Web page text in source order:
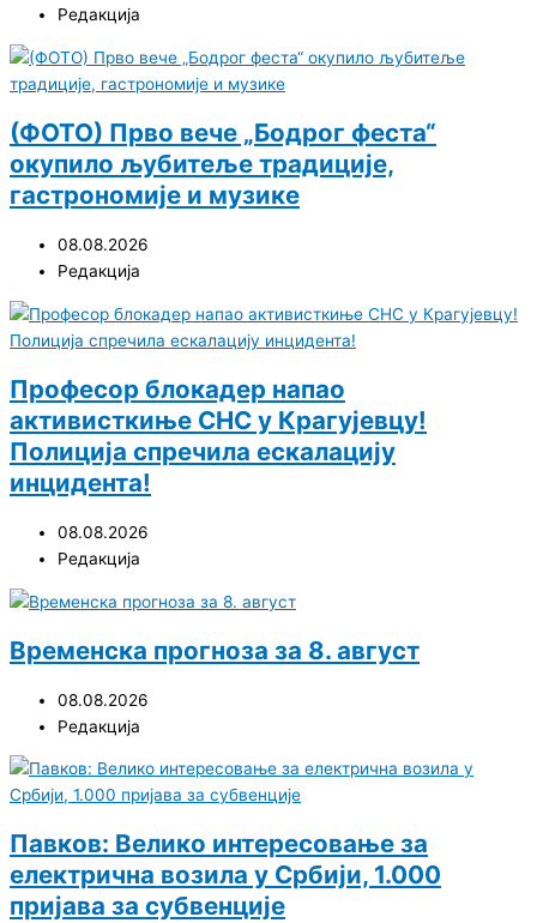
Редакција
(ФОТО) Прво вече „Бодрог феста“
окупило љубитеље традиције,
гастрономије и музике
08.08.2026
Редакција
Професор блокадер напао
активисткиње СНС у Крагујевцу!
Полиција спречила ескалацију
инцидента!
08.08.2026
Редакција
Временска прогноза за 8. август
08.08.2026
Редакција
Павков: Велико интересовање за
електрична возила у Србији, 1.000
пријава за субвенције